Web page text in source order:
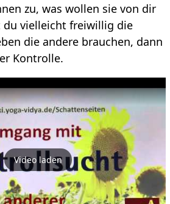
zu, was wollen sie von dir
vielleicht freiwillig die
die andere brauchen, dann
Kontrolle.
Video laden